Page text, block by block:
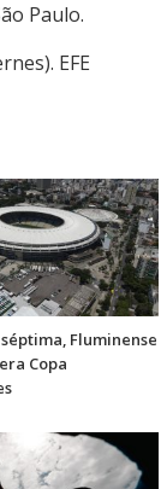
Paulo.
EFE
Fluminense
Copa